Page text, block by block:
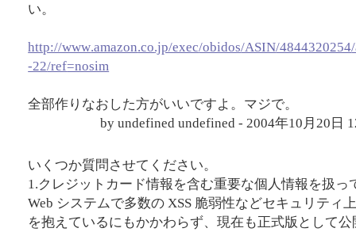
い。
http://www.amazon.co.jp/exec/obidos/ASIN/4844320254
-22/ref=nosim
全部作りなおした方がいいですよ。マジで。
by undefined undefined - 2004年10月20日
いくつか質問させてください。
1.クレジットカード情報を含む重要な個人情報を扱っ
Web システムで多数の XSS 脆弱性などセキュリティ
を抱えているにもかかわらず、現在も正式版として公